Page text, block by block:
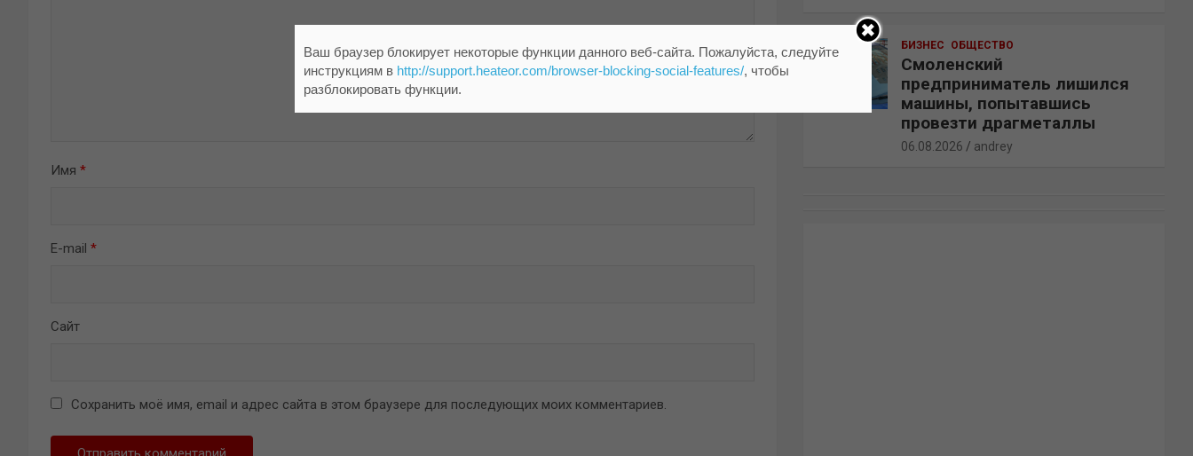
Имя *
E-mail *
Сайт
Сохранить моё имя, email и адрес сайта в этом браузере для последующих моих комментариев.
БИЗНЕС ОБЩЕСТВО
Смоленский
предприниматель лишился
машины, попытавшись
провезти драгметаллы
06.08.2026 andrey
Ваш браузер блокирует некоторые функции данного веб-сайта. Пожалуйста, следуйте
инструкциям в http://support.heateor.com/browser-blocking-social-features/, чтобы
разблокировать функции.